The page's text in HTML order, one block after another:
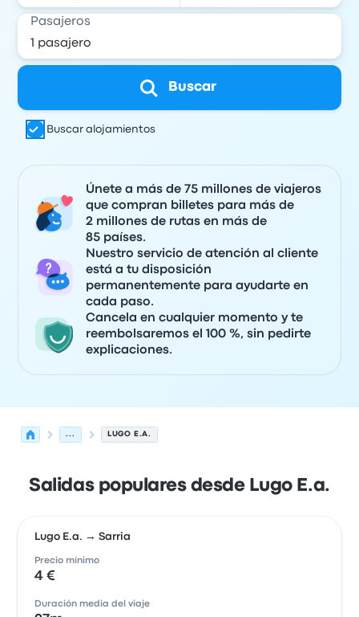
Pasajeros
Buscar
Buscar alojamientos
Únete a más de 75 millones de viajeros
que compran billetes para más de
2 millones de rutas en más de
85 países.
Nuestro servicio de atención al cliente
está a tu disposición
permanentemente para ayudarte en
cada paso.
Cancela en cualquier momento y te
reembolsaremos el 100 %, sin pedirte
explicaciones.
... LUGO E.A.
Salidas populares desde Lugo E.a.
Lugo E.a. → Sarria
Precio mínimo
4 €
Duración media del viaje